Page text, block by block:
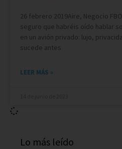
26 febrero 2019Aire, Negocio
seguro que habréis oído hablar
en un avión privado: lujo,
sucede antes
LEER MÁS »
Lo más leído